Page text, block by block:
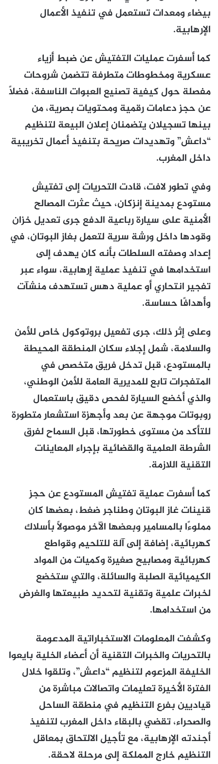
بيضاء ومعدات تستعمل في تنفيذ الأعمال
الإرهابية.
كما أسفرت عمليات التفتيش عن ضبط أزياء
عسكرية ومخطوطات متطرفة تتضمن شروحات
مفصلة حول كيفية تصنيع العبوات الناسفة، فضلاً
عن حجز دعامات رقمية ومحتويات بصرية، من
بينها تسجيلان يتضمنان إعلان البيعة لتنظيم
“داعش” وتهديدات صريحة بتنفيذ أعمال تخريبية
داخل المغرب.
وفي تطور لافت، قادت التحريات إلى تفتيش
مستودع بمدينة إنزكان، حيث عثرت المصالح
الأمنية على سيارة رباعية الدفع جرى تعديل خزان
وقودها داخل ورشة سرية لتعمل بغاز البوتان، في
إعداد وصفته السلطات بأنه كان يهدف إلى
استخدامها في تنفيذ عملية إرهابية، سواء عبر
تفجير انتحاري أو عملية دهس تستهدف منشآت
وأهدافًا حساسة.
وعلى إثر ذلك، جرى تفعيل بروتوكول خاص للأمن
والسلامة، شمل إجلاء سكان المنطقة المحيطة
بالمستودع، قبل تدخل فريق متخصص في
المتفجرات تابع للمديرية العامة للأمن الوطني،
والذي أخضع السيارة لفحص دقيق باستعمال
روبوتات موجهة عن بعد وأجهزة استشعار متطورة
للتأكد من مستوى خطورتها، قبل السماح لفرق
الشرطة العلمية والقضائية بإجراء المعاينات
التقنية اللازمة.
كما أسفرت عملية تفتيش المستودع عن حجز
قنينات غاز البوتان وطناجر ضغط، بعضها كان
مملوءًا بالمسامير وبعضها الآخر موصولًا بأسلاك
كهربائية، إضافة إلى آلة للتلحيم وقواطع
كهربائية ومصابيح صغيرة وكميات من المواد
الكيميائية الصلبة والسائلة، والتي ستخضع
لخبرات علمية وتقنية لتحديد طبيعتها والغرض
من استخدامها.
وكشفت المعلومات الاستخباراتية المدعومة
بالتحريات والخبرات التقنية أن أعضاء الخلية بايعوا
الخليفة المزعوم لتنظيم “داعش”، وتلقوا خلال
الفترة الأخيرة تعليمات واتصالات مباشرة من
قياديين بفرع التنظيم في منطقة الساحل
والصحراء، تقضي بالبقاء داخل المغرب لتنفيذ
أجندته الإرهابية، مع تأجيل الالتحاق بمعاقل
التنظيم خارج المملكة إلى مرحلة لاحقة.